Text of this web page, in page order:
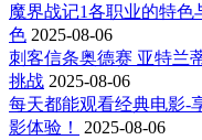
魔界战记1各职业的特色
色 2025-08-06
刺客信条奥德赛 亚特
挑战 2025-08-06
每天都能观看经典电影-
影体验！
2025-08-06